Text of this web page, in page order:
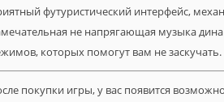
футуристический интерфейс,
не напрягающая музыка
которых помогут вам не заскучать.
покупки игры, у вас появится